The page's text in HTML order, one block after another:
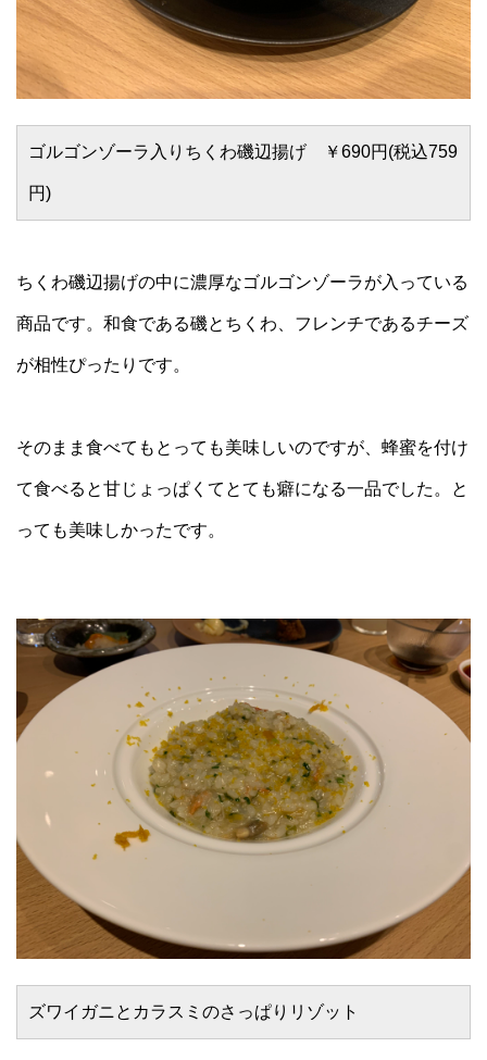
ゴルゴンゾーラ入りちくわ磯辺揚げ ￥690円(税込759
円)
ちくわ磯辺揚げの中に濃厚なゴルゴンゾーラが入っている
商品です。和食である磯とちくわ、フレンチであるチーズ
が相性ぴったりです。
そのまま食べてもとっても美味しいのですが、蜂蜜を付け
て食べると甘じょっぱくてとても癖になる一品でした。と
っても美味しかったです。
ズワイガニとカラスミのさっぱりリゾット